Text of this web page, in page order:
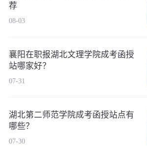
荐
08-03
襄阳在职报湖北文理学院成考函授
站哪家好？
07-31
湖北第二师范学院成考函授站点有
哪些？
07-30